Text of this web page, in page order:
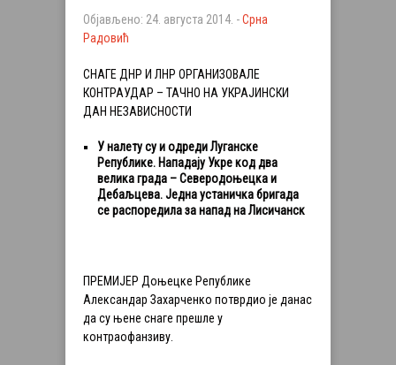
Објављено: 24. августа 2014. -Срна
Радовић
СНАГЕ ДНР И ЛНР ОРГАНИЗОВАЛЕ
КОНТРАУДАР – ТАЧНО НА УКРАЈИНСКИ
ДАН НЕЗАВИСНОСТИ
У налету су и одреди Луганске
Републике. Нападају Укре код два
велика града – Северодоњецка и
Дебаљцева. Једна устаничка бригада
се распоредила за напад на Лисичанск
ПРЕМИЈЕР Доњецке Републике
Александар Захарченко потврдио је данас
да су њене снаге прешле у
контраофанзиву.